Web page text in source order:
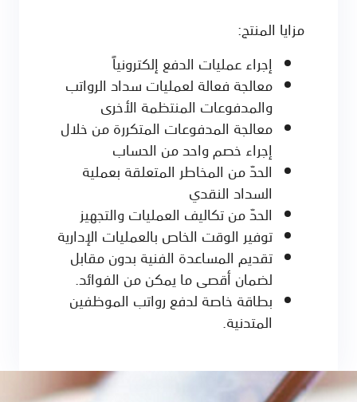
مزايا المنتج:
إجراء عمليات الدفع إلكترونياً
معالجة فعالة لعمليات سداد الرواتب
والمدفوعات المنتظمة الأخرى
معالجة المدفوعات المتكررة من خلال
إجراء خصم واحد من الحساب
الحدّ من المخاطر المتعلقة بعملية
السداد النقدي
الحدّ من تكاليف العمليات والتجهيز
توفير الوقت الخاص بالعمليات الإدارية
تقديم المساعدة الفنية بدون مقابل
لضمان أقصى ما يمكن من الفوائد.
بطاقة خاصة لدفع رواتب الموظفين
المتدنية.